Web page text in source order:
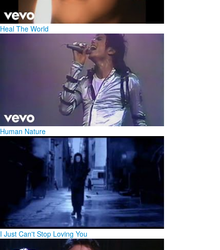
Heal The World
Human Nature
I Just Can't Stop Loving You